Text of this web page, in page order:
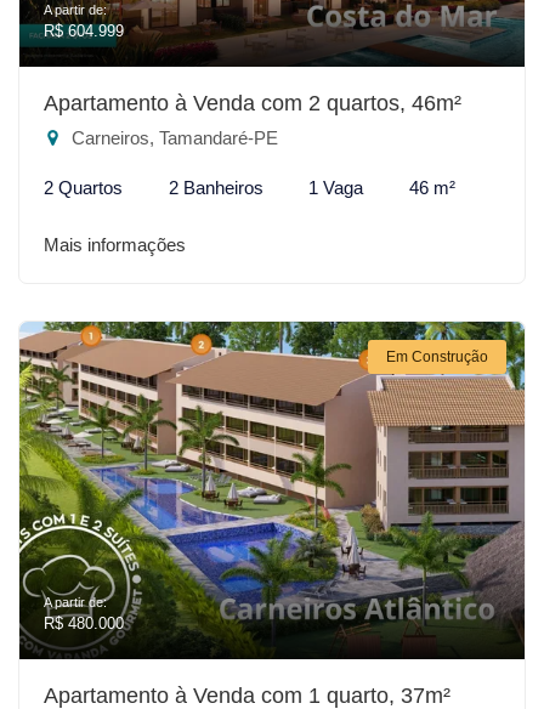
A partir de:
R$ 604.999
Apartamento à Venda com 2 quartos, 46m²
Carneiros, Tamandaré-PE
2 Quartos 2 Banheiros 1 Vaga 46 m²
Mais informações
Em Construção
A partir de:
R$ 480.000
Apartamento à Venda com 1 quarto, 37m²